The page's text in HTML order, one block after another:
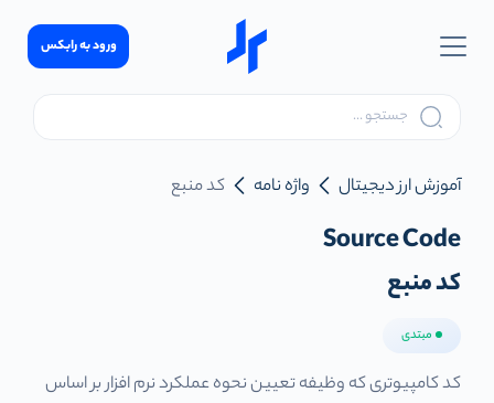
ورود به رابکس
آموزش ارز دیجیتال واژه نامه کد منبع
Source Code
کد منبع
مبتدی
کد کامپیوتری که وظیفه تعیین نحوه عملکرد نرم افزار بر اساس